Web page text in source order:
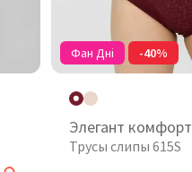
Фан Дні -40%
Элегант комфорт
Трусы слипы 615S